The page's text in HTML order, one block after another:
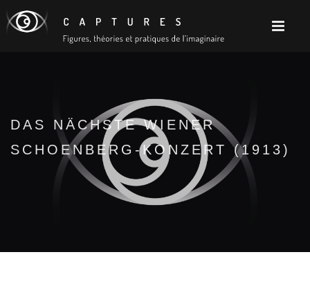
DAS NÄCHSTE WIENER
SCHOENBERG-KONZERT (1913)